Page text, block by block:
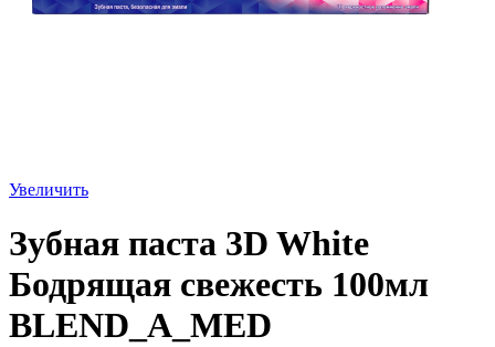
Увеличить
Зубная паста 3D White
Бодрящая свежесть 100мл
BLEND_A_MED